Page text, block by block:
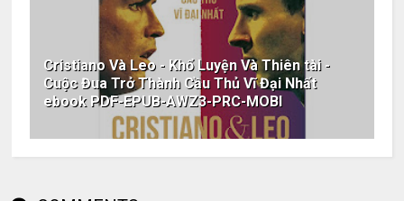
Cristiano Và Leo - Khổ Luyện Và Thiên tài -
Cuộc Đua Trở Thành Cầu Thủ Vĩ Đại Nhất
ebook PDF-EPUB-AWZ3-PRC-MOBI